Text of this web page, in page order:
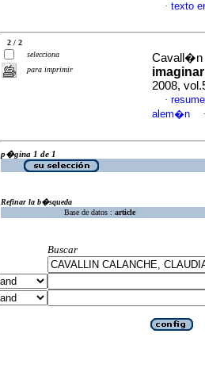
· texto
2 / 2
selecciona
para imprimir
Cavall�n
2008,
·
alem�n
·
p�gina 1 de 1
Refinar la b�squeda
Base de datos : article
Buscar